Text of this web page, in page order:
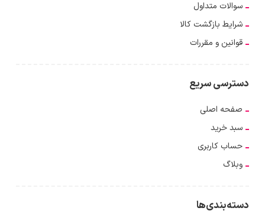
سوالات متداول
شرایط بازگشت کالا
قوانین و مقررات
دسترسی سریع
صفحه اصلی
سبد خرید
حساب کاربری
وبلاگ
دسته‌بندی‌ها